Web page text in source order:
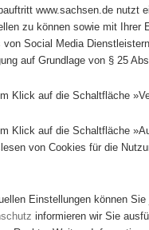
auf Karte anzeigen
Initiativen Projekte
639
www.sachsen.de nutzt
zu können sowie mit Ihrer
von Social Media
auf Grundlage von § 25
Klick auf die Schaltfläche
Klick auf die Schaltfläche
von Cookies für die
Einstellungen können
informieren wir Sie